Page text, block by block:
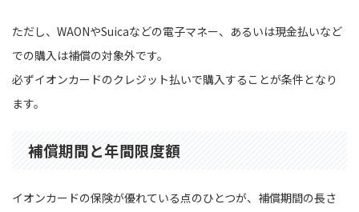
ただし、WAONやSuicaなどの電子マネー、あるいは現金払いなど
での購入は補償の対象外です。
必ずイオンカードのクレジット払いで購入することが条件となり
ます。
補償期間と年間限度額
イオンカードの保険が優れている点のひとつが、補償期間の長さ